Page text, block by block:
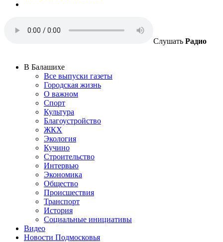
Слушать Радио
В Балашихе
Все выпуски газеты
Городская жизнь
О важном
Спорт
Культура
Благоустройство
ЖКХ
Экология
Кучино
Строительство
Интервью
Экономика
Общество
Происшествия
Транспорт
История
Социальные инициативы
Видео
Новости Подмосковья